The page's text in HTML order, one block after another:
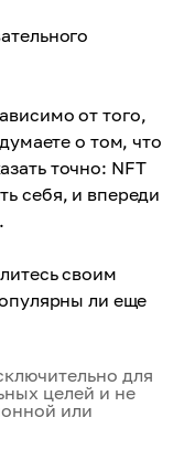
от того,
о том, что
точно: NFT
себя, и впереди
своим
ли еще
для
целей и не
или